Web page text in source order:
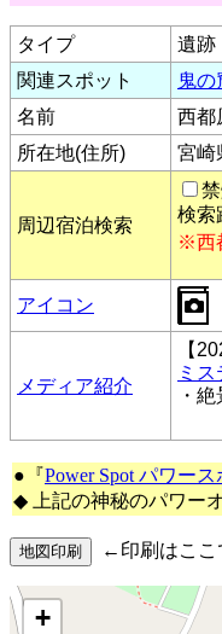
タイプ
遺跡
関連スポット
鬼の
名前
西都
所在地(住所)
宮崎
周辺宿泊検索
検索
※西
アイコン
メディア紹介
【
ミ
・
●『Power Spot パワース
◆ 上記の神秘のパワー
←印刷はここ
+